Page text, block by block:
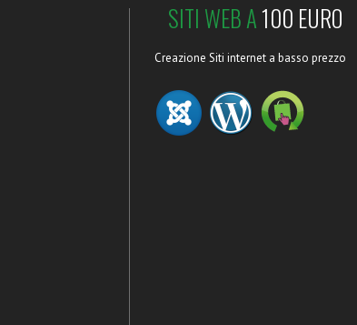
SITI WEB A100 EURO
Creazione Siti internet a basso prezzo